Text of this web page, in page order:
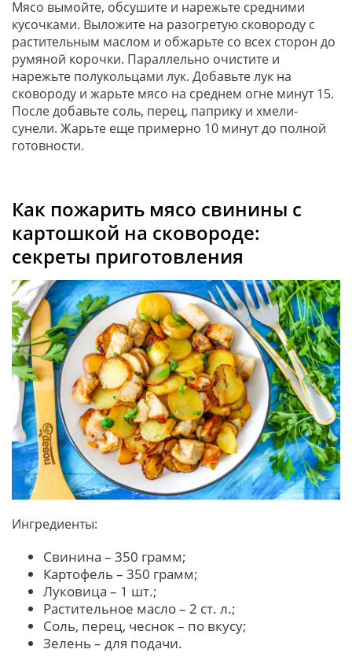
Мясо вымойте, обсушите и нарежьте средними
кусочками. Выложите на разогретую сковороду с
растительным маслом и обжарьте со всех сторон до
румяной корочки. Параллельно очистите и
нарежьте полукольцами лук. Добавьте лук на
сковороду и жарьте мясо на среднем огне минут 15.
После добавьте соль, перец, паприку и хмели-
сунели. Жарьте еще примерно 10 минут до полной
готовности.
Как пожарить мясо свинины с
картошкой на сковороде:
секреты приготовления
Ингредиенты:
Свинина – 350 грамм;
Картофель – 350 грамм;
Луковица – 1 шт.;
Растительное масло – 2 ст. л.;
Соль, перец, чеснок – по вкусу;
Зелень – для подачи.